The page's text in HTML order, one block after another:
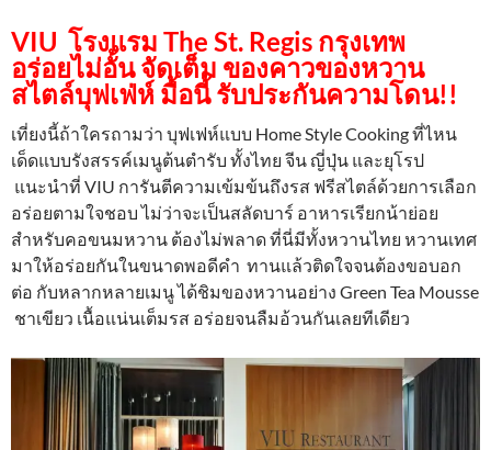
VIU โรงแรม The St. Regis กรุงเทพ
อร่อยไม่อั้นจัดเต็ม ของคาวของหวาน
สไตล์บุฟเฟ่ห์ มื้อนี้ รับประกันความโดน!!
เที่ยงนี้ถ้าใครถามว่า บุฟเฟห์แบบ Home Style Cooking ที่ไหน
เด็ดแบบรังสรรค์เมนูต้นตำรับ ทั้งไทย จีน ญี่ปุ่น และยุโรป
แนะนำที่ VIU การันตีความเข้มข้นถึงรส ฟรีสไตล์ด้วยการเลือก
อร่อยตามใจชอบ ไม่ว่าจะเป็นสลัดบาร์ อาหารเรียกน้าย่อย
สำหรับคอขนมหวาน ต้องไม่พลาด ที่นี่มีทั้งหวานไทย หวานเทศ
มาให้อร่อยกันในขนาดพอดีคำ ทานแล้วติดใจจนต้องขอบอก
ต่อ กับหลากหลายเมนู ได้ชิมของหวานอย่าง Green Tea Mousse
ชาเขียว เนื้อแน่นเต็มรส อร่อยจนลืมอ้วนกันเลยทีเดียว